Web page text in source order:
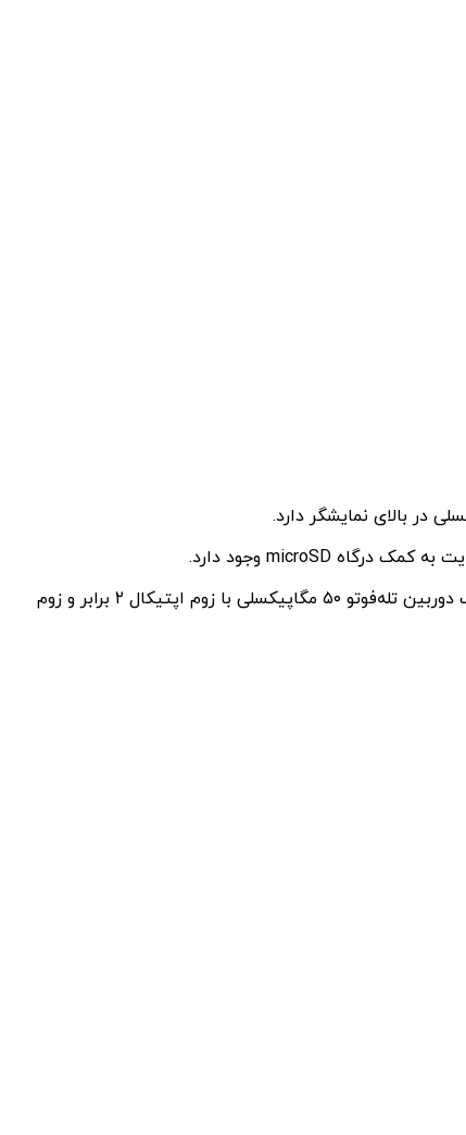
گوشی HMD Skyline در قاب پشتی خود یک دوربین اصلی ۱۰۸ مگاپیکسلی با لرزشگیر اپتیکال، یک دوربین فوق‌‌عریض ۱۳ مگاپیکسلی و یک دوربین تله‌فوتو ۵۰ مگاپیکسلی با زوم اپتیکال ۲ برابر و زوم